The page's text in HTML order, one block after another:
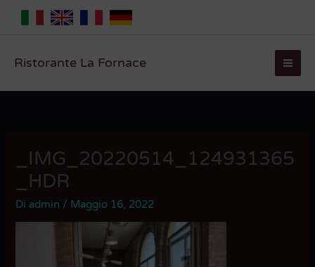
Ristorante La Fornace
_IMG_20220514_124931365
_HDR
Di admin / Maggio 16, 2022